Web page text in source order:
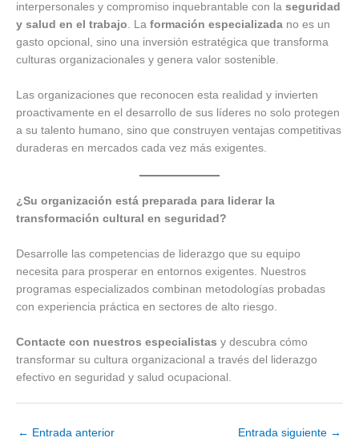
interpersonales y compromiso inquebrantable con la seguridad
y salud en el trabajo. La formación especializada no es un
gasto opcional, sino una inversión estratégica que transforma
culturas organizacionales y genera valor sostenible.
Las organizaciones que reconocen esta realidad y invierten
proactivamente en el desarrollo de sus líderes no solo protegen
a su talento humano, sino que construyen ventajas competitivas
duraderas en mercados cada vez más exigentes.
¿Su organización está preparada para liderar la
transformación cultural en seguridad?
Desarrolle las competencias de liderazgo que su equipo
necesita para prosperar en entornos exigentes. Nuestros
programas especializados combinan metodologías probadas
con experiencia práctica en sectores de alto riesgo.
Contacte con nuestros especialistas y descubra cómo
transformar su cultura organizacional a través del liderazgo
efectivo en seguridad y salud ocupacional.
← Entrada anterior Entrada siguiente →